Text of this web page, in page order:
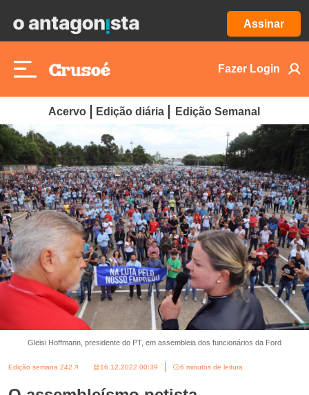
Assinar
Fazer Login
Acervo Edição diária Edição Semanal
Gleisi Hoffmann, presidente do PT, em assembleia dos funcionários da Ford
Edição semana 242 16.12.2022 00:39 6 minutos de leitura